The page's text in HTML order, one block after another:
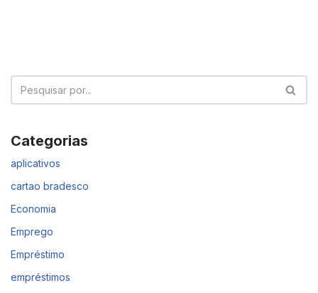
Categorias
aplicativos
cartao bradesco
Economia
Emprego
Empréstimo
empréstimos